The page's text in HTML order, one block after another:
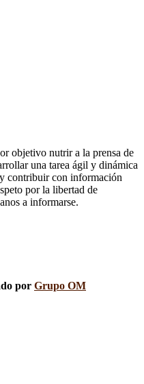
objetivo nutrir a la prensa de
una tarea ágil y dinámica
contribuir con información
por la libertad de
a informarse.
por Grupo OM